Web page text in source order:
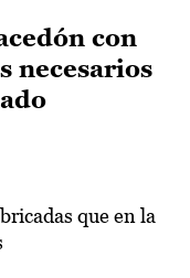
con
necesarios
que en la